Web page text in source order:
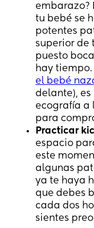
embarazo?
tu bebé se
potentes
superior de
puesto
hay
el bebé
delante),
ecografía a
para
Practicar
espacio
este
algunas
ya te haya
que debes
cada dos
sientes